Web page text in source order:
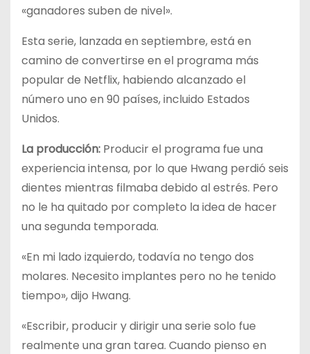
«ganadores suben de nivel».
Esta serie, lanzada en septiembre, está en
camino de convertirse en el programa más
popular de Netflix, habiendo alcanzado el
número uno en 90 países, incluido Estados
Unidos.
La producción: Producir el programa fue una
experiencia intensa, por lo que Hwang perdió seis
dientes mientras filmaba debido al estrés. Pero
no le ha quitado por completo la idea de hacer
una segunda temporada.
«En mi lado izquierdo, todavía no tengo dos
molares. Necesito implantes pero no he tenido
tiempo», dijo Hwang.
«Escribir, producir y dirigir una serie solo fue
realmente una gran tarea. Cuando pienso en